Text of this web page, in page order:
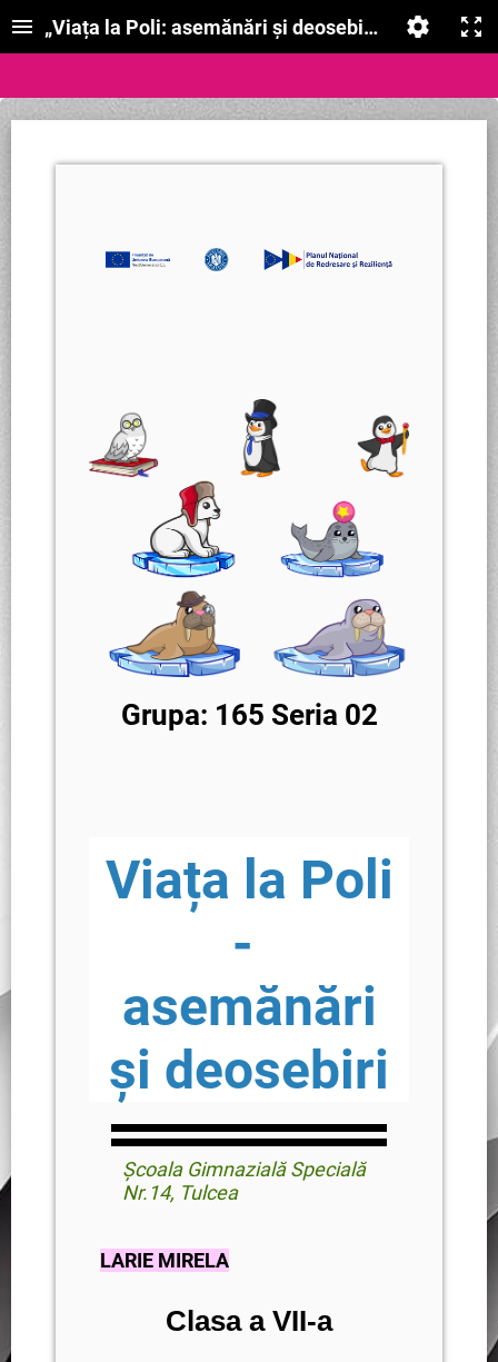
„Viața la Poli: asemănări și deosebiri”
Grupa: 165 Seria 02
Viața la Poli
-
asemănări
și deosebiri
Școala Gimnazială Specială
Nr.14, Tulcea
LARIE MIRELA
Clasa a VII-a